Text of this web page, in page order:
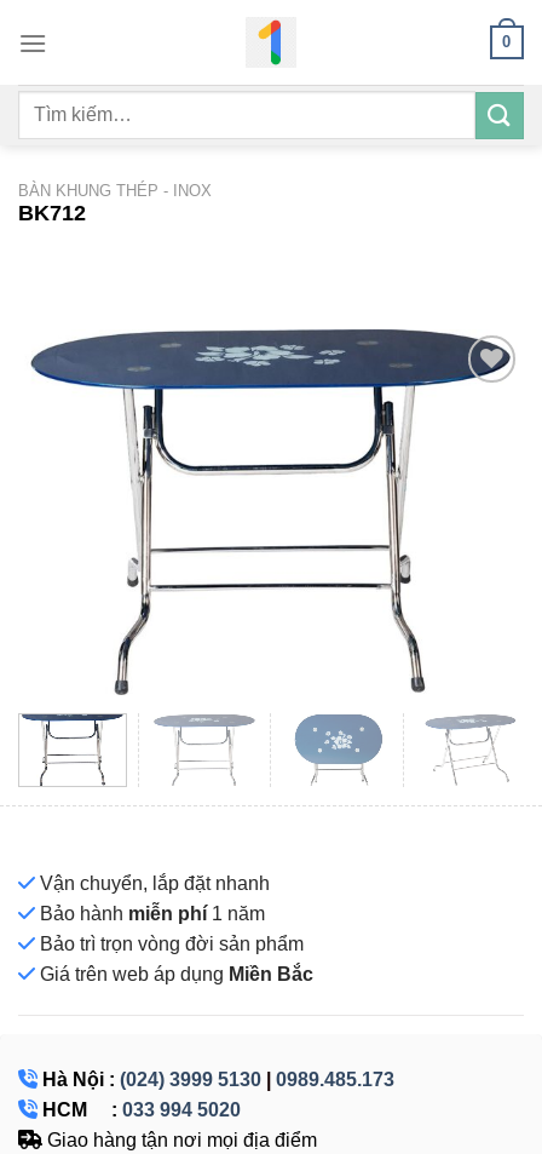
qua
dung
0
Tìm
BÀN KHUNG THÉP - INOX
BK712
Vận chuyển, lắp đặt nhanh
Bảo hành miễn phí 1 năm
Bảo trì trọn vòng đời sản phẩm
Giá trên web áp dụng Miền Bắc
Hà Nội : (024) 3999 5130
0989.485.173
HCM : 033 994 5020
Giao hàng tận nơi mọi địa điểm